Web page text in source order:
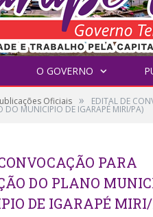
O GOVERNO
Oficiais » EDITAL DE
DO MUNICIPIO DE IGARAPÉ MIRI/PA)
PARA
DO PLANO
DE IGARAPÉ